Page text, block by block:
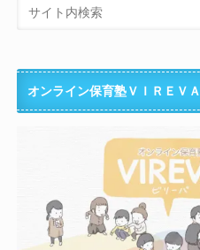
オンライン保育塾ＶＩＲＥＶＡ